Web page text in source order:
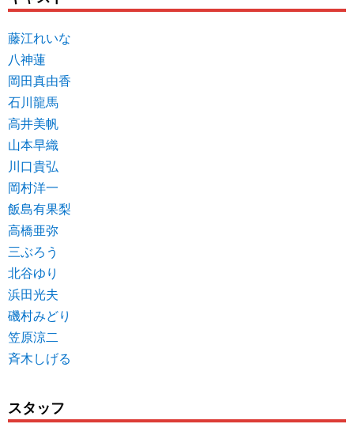
藤江れいな
八神蓮
岡田真由香
石川龍馬
高井美帆
山本早織
川口貴弘
岡村洋一
飯島有果梨
高橋亜弥
三ぶろう
北谷ゆり
浜田光夫
磯村みどり
笠原涼二
斉木しげる
スタッフ